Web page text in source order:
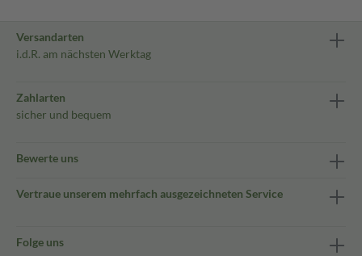
Versandarten
i.d.R. am nächsten Werktag
Zahlarten
sicher und bequem
Bewerte uns
Vertraue unserem mehrfach ausgezeichneten Service
Folge uns